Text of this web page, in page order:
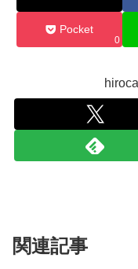
Pocket
0
関連記事